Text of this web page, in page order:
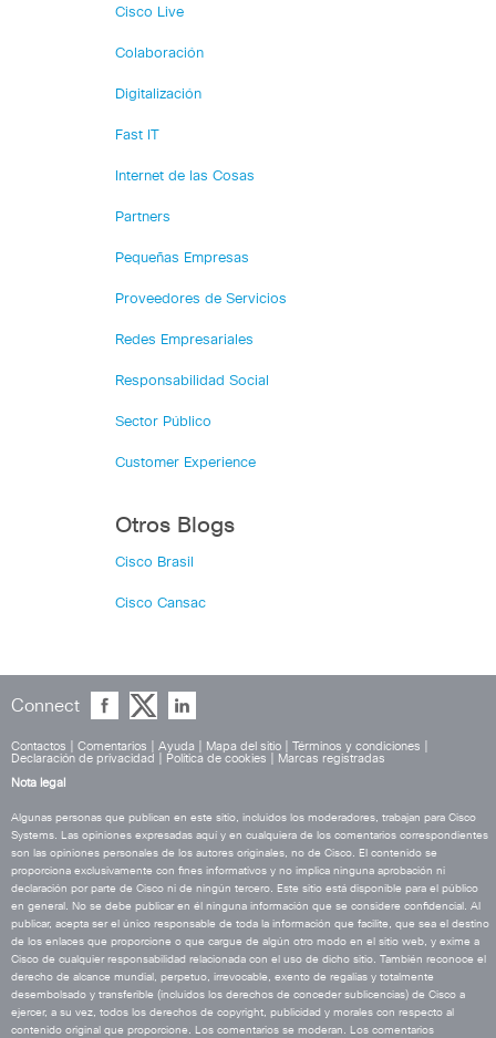
Cisco Live
Colaboración
Digitalización
Fast IT
Internet de las Cosas
Partners
Pequeñas Empresas
Proveedores de Servicios
Redes Empresariales
Responsabilidad Social
Sector Público
Customer Experience
Otros Blogs
Cisco Brasil
Cisco Cansac
Connect
Contactos Comentarios Ayuda Mapa del sitio Términos y condiciones
Declaración de privacidad
Política de cookies
Marcas registradas
Nota legal
Algunas personas que publican en este sitio, incluidos los moderadores, trabajan para Cisco
Systems. Las opiniones expresadas aquí y en cualquiera de los comentarios correspondientes
son las opiniones personales de los autores originales, no de Cisco. El contenido se
proporciona exclusivamente con fines informativos y no implica ninguna aprobación ni
declaración por parte de Cisco ni de ningún tercero. Este sitio está disponible para el público
en general. No se debe publicar en él ninguna información que se considere confidencial. Al
publicar, acepta ser el único responsable de toda la información que facilite, que sea el destino
de los enlaces que proporcione o que cargue de algún otro modo en el sitio web, y exime a
Cisco de cualquier responsabilidad relacionada con el uso de dicho sitio. También reconoce el
derecho de alcance mundial, perpetuo, irrevocable, exento de regalías y totalmente
desembolsado y transferible (incluidos los derechos de conceder sublicencias) de Cisco a
ejercer, a su vez, todos los derechos de copyright, publicidad y morales con respecto al
contenido original que proporcione. Los comentarios se moderan. Los comentarios